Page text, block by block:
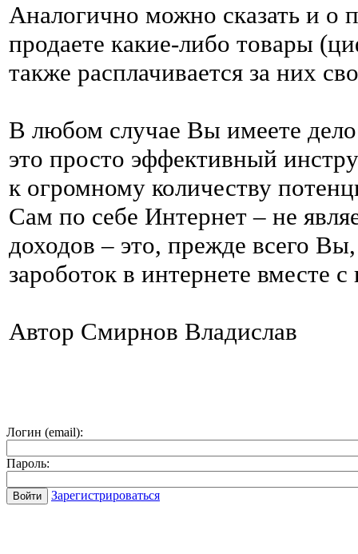
Аналогично можно сказать и
продаете какие-либо товары
также расплачивается за них
В любом случае Вы имеете
это просто эффективный
к огромному количеству
Сам по себе Интернет – не
доходов – это, прежде всего
зароботок в интернете вместе
Автор Смирнов Владислав
Логин (email):
Пароль:
Зарегистрироваться